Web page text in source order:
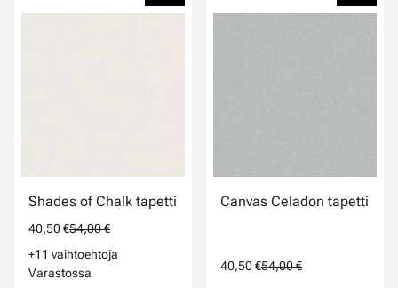
Shades of Chalk tapetti
40,50 €54,00 €
+11 vaihtoehtoja
Varastossa
Canvas Celadon tapetti
40,50 €54,00 €